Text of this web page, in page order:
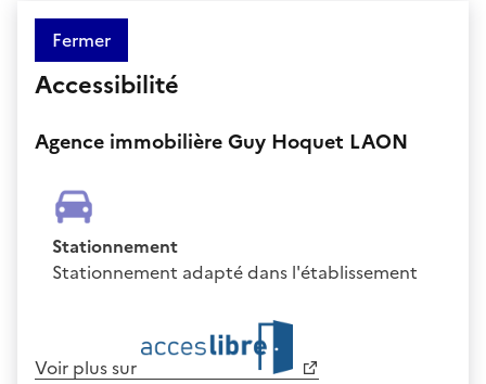
Fermer
Accessibilité
Agence immobilière Guy Hoquet LAON
Stationnement
Stationnement adapté dans l'établissement
Voir plus sur